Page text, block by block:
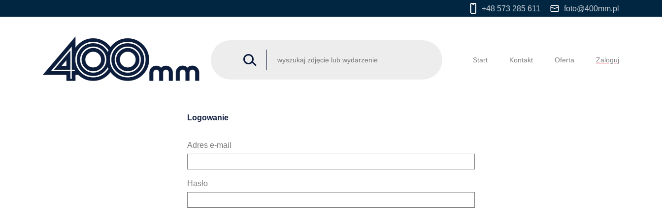
+48 573 285 611 foto@400mm.pl
Start Kontakt Oferta Zaloguj
Logowanie
Adres e-mail
Hasło